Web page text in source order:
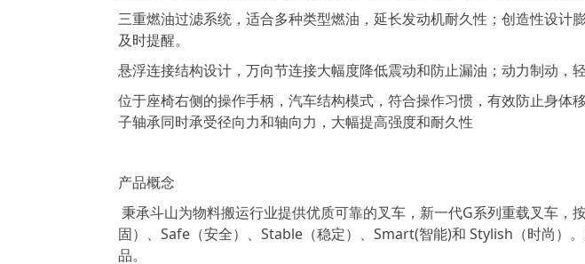
三重燃油过滤系统，适合多种类型燃油，延长发动机耐久性；创造性设计
及时提醒。
悬浮连接结构设计，万向节连接大幅度降低震动和防止漏油；动力制动，
位于座椅右侧的操作手柄，汽车结构模式，符合操作习惯，有效防止身体
子轴承同时承受径向力和轴向力，大幅提高强度和耐久性
产品概念
秉承斗山为物料搬运行业提供优质可靠的叉车，新一代G系列重载叉车，
固）、Safe（安全）、Stable（稳定）、Smart(智能)和 Stylish（时尚）
品。